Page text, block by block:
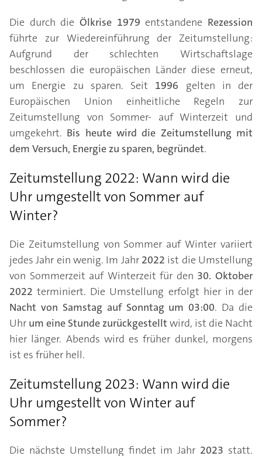
Die durch die Ölkrise 1979 entstandene Rezession
führte zur Wiedereinführung der Zeitumstellung:
Aufgrund der schlechten Wirtschaftslage
beschlossen die europäischen Länder diese erneut,
um Energie zu sparen. Seit 1996 gelten in der
Europäischen Union einheitliche Regeln zur
Zeitumstellung von Sommer- auf Winterzeit und
umgekehrt. Bis heute wird die Zeitumstellung mit
dem Versuch, Energie zu sparen, begründet.
Zeitumstellung 2022: Wann wird die
Uhr umgestellt von Sommer auf
Winter?
Die Zeitumstellung von Sommer auf Winter variiert
jedes Jahr ein wenig. Im Jahr 2022 ist die Umstellung
von Sommerzeit auf Winterzeit für den 30. Oktober
2022terminiert. Die Umstellung erfolgt hier in der
Nacht von Samstag auf Sonntag um 03:00. Da die
Uhr um eine Stundezurückgestellt wird, ist die Nacht
hier länger. Abends wird es früher dunkel, morgens
ist es früher hell.
Zeitumstellung 2023: Wann wird die
Uhr umgestellt von Winter auf
Sommer?
Die nächste Umstellung findet im Jahr 2023 statt.